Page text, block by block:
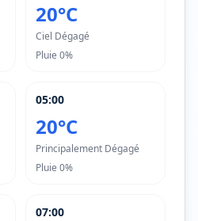
20°C
Ciel Dégagé
Pluie 0%
05:00
20°C
Principalement Dégagé
Pluie 0%
07:00